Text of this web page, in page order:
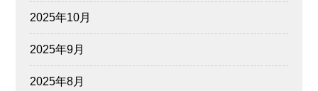
2025年10月
2025年9月
2025年8月